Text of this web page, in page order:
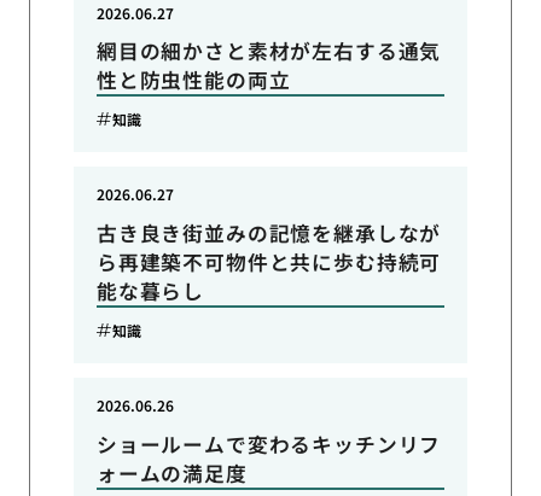
網目の細かさと素材が左右する通気
性と防虫性能の両立
2026.06.27
知識
古き良き街並みの記憶を継承しなが
ら再建築不可物件と共に歩む持続可
能な暮らし
2026.06.27
知識
ショールームで変わるキッチンリフ
ォームの満足度
2026.06.26